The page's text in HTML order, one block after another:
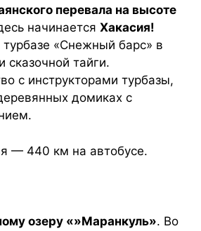
перевала на высоте
начинается Хакасия!
«Снежный барс» в
сказочной тайги.
с инструкторами турбазы,
домиках с
— 440 км на автобусе.
озеру «»Маранкуль». Во